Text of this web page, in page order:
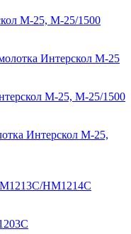
M-25, М-25/1500
Интерскол M-25
M-25, М-25/1500
Интерскол M-25,
HM1214C